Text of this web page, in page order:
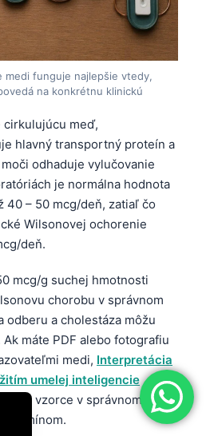
medi funguje najlepšie vtedy,
na konkrétnu klinickú
cirkulujúcu meď,
hlavný transportný proteín a
odhaduje vylučovanie
je normálna hodnota
40 – 50 mcg/deň, zatiaľ čo
Wilsonovej ochorenie
deň.
mcg/g suchej hmotnosti
chorobu v správnom
odberu a cholestáza môžu
máte PDF alebo fotografiu
medi, Interpretácia
umelej inteligencie
a vzorce v správnom
termínom.